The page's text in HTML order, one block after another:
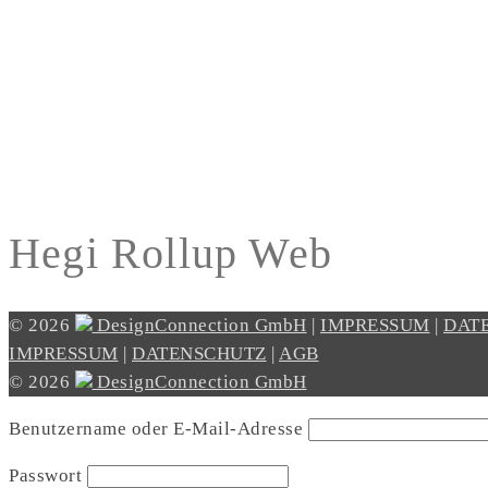
Hegi Rollup Web
© 2026 DesignConnection GmbH IMPRESSUM
IMPRESSUM
DATENSCHUTZ
AGB
© 2026
DesignConnection GmbH
Benutzername oder E-Mail-Adresse
Passwort